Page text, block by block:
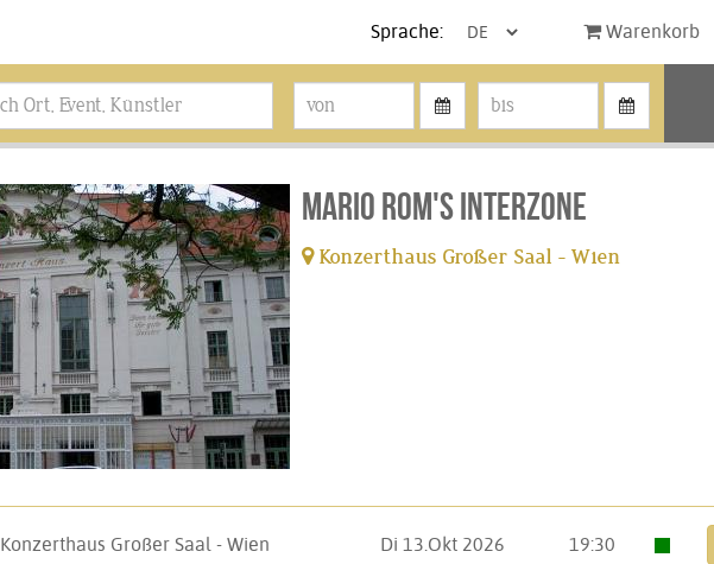
Sprache: Warenkorb
Mario Rom's Interzone
Konzerthaus Großer Saal - Wien
Konzerthaus Großer Saal - Wien Di 13.Okt 2026 19:30